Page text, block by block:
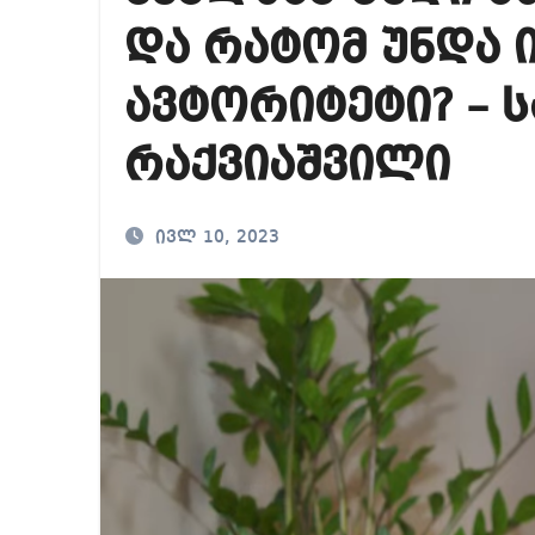
მიხეილ
თბილისში
და რატომ უნდა
ავტორიტეტი? –
რაქვიაშვილი
ივლ 10, 2023